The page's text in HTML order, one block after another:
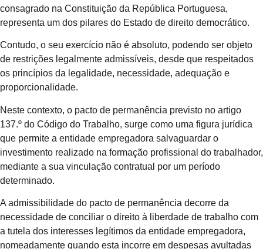
consagrado na Constituição da República Portuguesa,
representa um dos pilares do Estado de direito democrático.
Contudo, o seu exercício não é absoluto, podendo ser objeto
de restrições legalmente admissíveis, desde que respeitados
os princípios da legalidade, necessidade, adequação e
proporcionalidade.
Neste contexto, o pacto de permanência previsto no artigo
137.º do Código do Trabalho, surge como uma figura jurídica
que permite a entidade empregadora salvaguardar o
investimento realizado na formação profissional do trabalhador,
mediante a sua vinculação contratual por um período
determinado.
A admissibilidade do pacto de permanência decorre da
necessidade de conciliar o direito à liberdade de trabalho com
a tutela dos interesses legítimos da entidade empregadora,
nomeadamente quando esta incorre em despesas avultadas